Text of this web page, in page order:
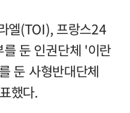
엘(TOI), 프랑스24
둔 인권단체 '이란
둔 사형반대단체
했다.